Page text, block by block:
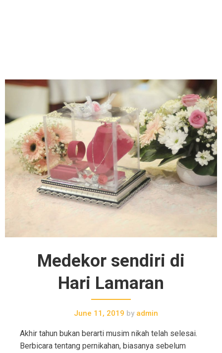
Medekor sendiri di
Hari Lamaran
June 11, 2019 by admin
Akhir tahun bukan berarti musim nikah telah selesai.
Berbicara tentang pernikahan, biasanya sebelum